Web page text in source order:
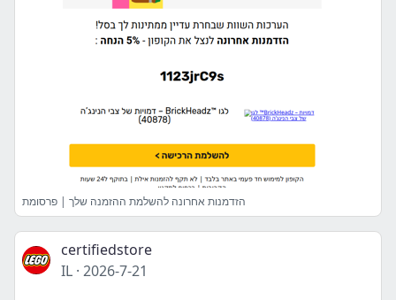
הזדמנות אחרונה להשלמת ההזמנה שלך | פרסומת
certifiedstore
IL · 2026-7-21